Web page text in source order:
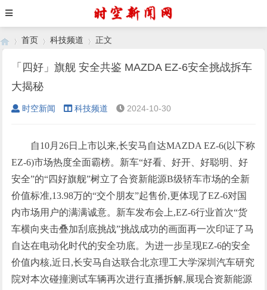
›
首页
›
科技频道 正文
「四好」旗舰 安全共鉴 MAZDA EZ-6安全挑战拆车
大揭秘
时空新闻 科技频道 2024-10-30
自10月26日上市以来,长安马自达MAZDA EZ-6(以下称
EZ-6)市场热度全面霸榜。新车“好看、好开、好聪明、好
安全”的“四好旗舰”树立了合资新能源B级轿车市场的全新
价值标准,13.98万的“交个朋友”起售价,更体现了EZ-6对国
内市场用户的满满诚意。新车发布会上,EZ-6行业首次“货
车横向夹击叠加刮底挑战”挑战成功的画面再一次印证了马
自达在电动化时代的安全功底。为进一步呈现EZ-6的安全
价值内核,近日,长安马自达联合北京理工大学深圳汽车研究
院对本次碰撞测试车辆再次进行直播拆解,展现合资新能源